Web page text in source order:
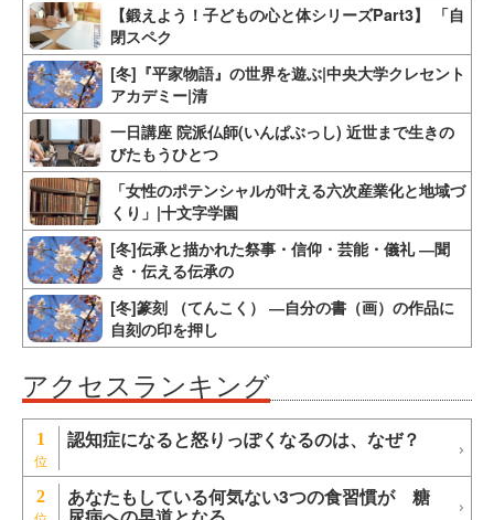
【鍛えよう！子どもの心と体シリーズPart3】 「自
閉スペク
[冬]『平家物語』の世界を遊ぶ|中央大学クレセント
アカデミー|清
一日講座 院派仏師(いんぱぶっし) 近世まで生きの
びたもうひとつ
「女性のポテンシャルが叶える六次産業化と地域づ
くり」|十文字学園
[冬]伝承と描かれた祭事・信仰・芸能・儀礼 ―聞
き・伝える伝承の
[冬]篆刻 （てんこく） ―自分の書（画）の作品に
自刻の印を押し
アクセスランキング
1 認知症になると怒りっぽくなるのは、なぜ？
2 あなたもしている何気ない3つの食習慣が 糖